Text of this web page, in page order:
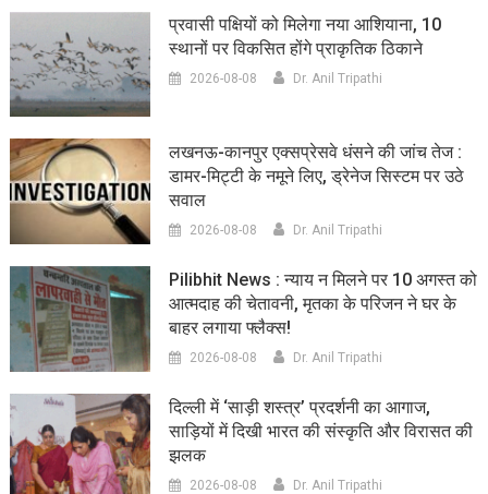
प्रवासी पक्षियों को मिलेगा नया आशियाना, 10
स्थानों पर विकसित होंगे प्राकृतिक ठिकाने
2026-08-08 Dr. Anil Tripathi
लखनऊ-कानपुर एक्सप्रेसवे धंसने की जांच तेज :
डामर-मिट्टी के नमूने लिए, ड्रेनेज सिस्टम पर उठे
सवाल
2026-08-08 Dr. Anil Tripathi
Pilibhit News : न्याय न मिलने पर 10 अगस्त को
आत्मदाह की चेतावनी, मृतका के परिजन ने घर के
बाहर लगाया फ्लैक्स!
2026-08-08 Dr. Anil Tripathi
दिल्ली में ‘साड़ी शस्त्र’ प्रदर्शनी का आगाज,
साड़ियों में दिखी भारत की संस्कृति और विरासत की
झलक
2026-08-08 Dr. Anil Tripathi